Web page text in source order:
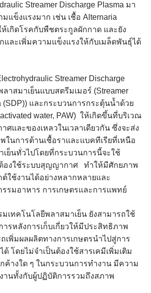
Streamer Discharge Plasma มา
แข็งแรงมาก เช่น เชื้อ Alternaria
ห้เกิดโรคกับพืชตระกูลผักกาด และยัง
และเพิ่มความแข็งแรงให้กับเมล็ดพันธุ์ได้
Streamer Discharge
าสมาเย็นแบบสตรีมเมอร์ (Streamer
(SDP)) และกระบวนการกระตุ้นน้ำด้วย
water, PAW) ให้เกิดขึ้นที่บริเวณ
ศและของเหลวในเวลาเดียวกัน ซึ่งจะส่ง
ในการต้านเชื้อราและแบคทีเรียที่เหนือ
เย็นทั่วไปโดยที่กระบวนการนี้จะใช้
องใช้ระบบสุญญากาศ ทำให้มีศักยภาพ
ใช้งานได้อย่างหลากหลายและ
รมอาหาร การเกษตรและการแพทย์
เทคโนโลยีพลาสมาเย็น ยังสามารถใช้
รหลังการเก็บเกี่ยวให้มีประสิทธิภาพ
เพิ่มผลผลิตทางการเกษตรนำไปสู่การ
โดยไม่จำเป็นต้องใช้สารเคมีเพิ่มเติม
ค้างใด ๆ ในกระบวนการทำงาน มีความ
านทั้งกับผู้ปฏิบัติการรวมถึงสภาพ